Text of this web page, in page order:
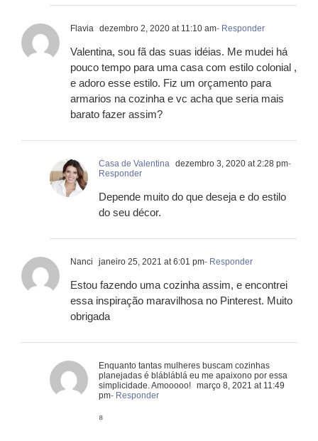
Flavia dezembro 2, 2020 at 11:10 am- Responder
Valentina, sou fã das suas idéias. Me mudei há
pouco tempo para uma casa com estilo colonial ,
e adoro esse estilo. Fiz um orçamento para
armarios na cozinha e vc acha que seria mais
barato fazer assim?
Casa de Valentina dezembro 3, 2020 at 2:28 pm-
Responder
Depende muito do que deseja e do estilo
do seu décor.
Nanci janeiro 25, 2021 at 6:01 pm- Responder
Estou fazendo uma cozinha assim, e encontrei
essa inspiração maravilhosa no Pinterest. Muito
obrigada
Enquanto tantas mulheres buscam cozinhas
planejadas é blábláblá eu me apaixono por essa
simplicidade. Amooooo! março 8, 2021 at 11:49
pm- Responder
⁸